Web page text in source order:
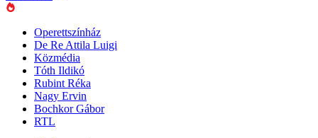
Operettszínház
De Re Attila Luigi
Közmédia
Tóth Ildikó
Rubint Réka
Nagy Ervin
Bochkor Gábor
RTL